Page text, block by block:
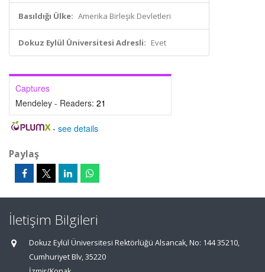
Basıldığı Ülke: Amerika Birleşik Devletleri
Dokuz Eylül Üniversitesi Adresli: Evet
Captures
Mendeley - Readers: 21
- see details
Paylaş
İletişim Bilgileri
Dokuz Eylül Üniversitesi Rektörlüğü Alsancak, No: 144 35210,
Cumhuriyet Blv, 35220